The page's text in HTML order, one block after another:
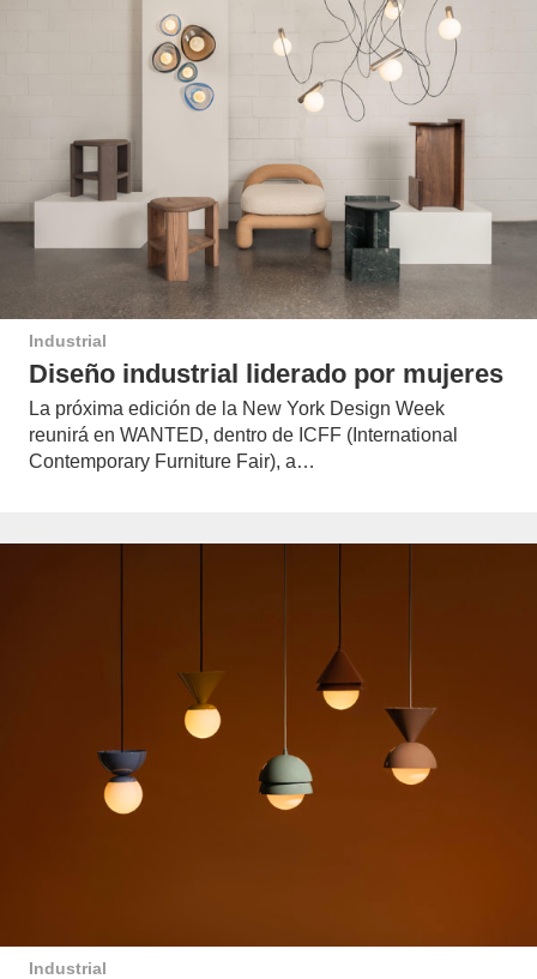
Industrial
Diseño industrial liderado por mujeres
La próxima edición de la New York Design Week
reunirá en WANTED, dentro de ICFF (International
Contemporary Furniture Fair), a…
Industrial